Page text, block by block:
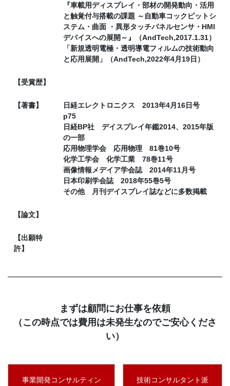
『車載用ディスプレイ・部材の開発動向・活用
と触覚付与搭載の課題 ～自動車コックピットシ
ステム・曲面 ・異形タッチパネルセンサ・HMI
デバイスへの展開～』（AndTech,2017.1.31）
「新規透明電極・透明導電フィルムの技術動向
と応用展開」（AndTech,2022年4月19日）
【受賞歴】
【著書】
日経エレクトロニクス 2013年4月16日号
p75
日経BP社 デイスプレイ年鑑2014、2015年版
の一部
応用物理学会 応用物理 81巻10号
化学工学会 化学工業 78巻11号
画像情報メデイア学会誌 2014年11月号
日本印刷学会誌 2018年55巻5号
その他 月刊デイスプレイ誌などに多数掲載
【論文】
【出願特
許】
まずは顧問にお仕事を依頼
（この時点では費用は未発生なのでご安心くださ
い）
事業開発コンサルティン 技術コンサルタント派